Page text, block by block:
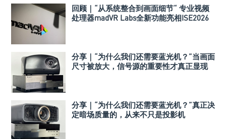
回顾｜“从系统整合到画面细节“ 专业视频
处理器madVR Labs全新功能亮相ISE2026
分享｜“为什么我们还需要蓝光机？”当画面
尺寸被放大，信号源的重要性才真正显现
分享｜“为什么我们还需要蓝光机？”真正决
定暗场质量的，从来不只是投影机